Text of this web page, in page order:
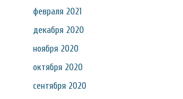
февраля 2021
декабря 2020
ноября 2020
октября 2020
сентября 2020